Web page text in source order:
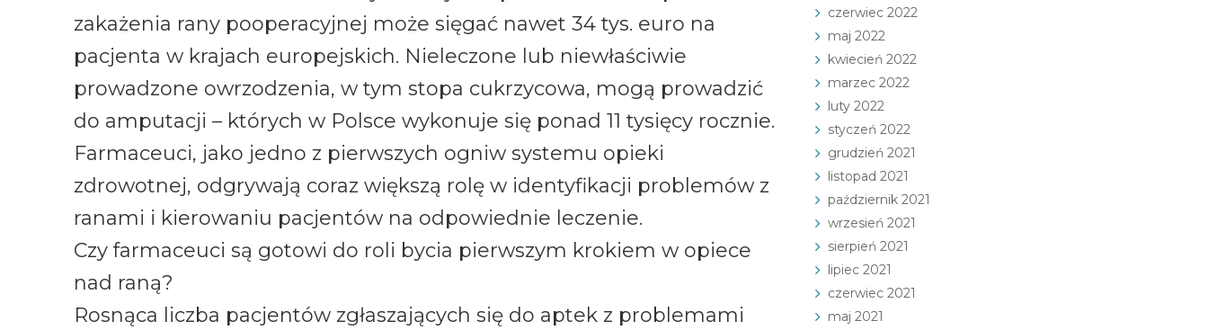
zakażenia rany pooperacyjnej może sięgać nawet 34 tys. euro na
pacjenta w krajach europejskich. Nieleczone lub niewłaściwie
prowadzone owrzodzenia, w tym stopa cukrzycowa, mogą prowadzić
do amputacji – których w Polsce wykonuje się ponad 11 tysięcy rocznie.
Farmaceuci, jako jedno z pierwszych ogniw systemu opieki
zdrowotnej, odgrywają coraz większą rolę w identyfikacji problemów z
ranami i kierowaniu pacjentów na odpowiednie leczenie.
Czy farmaceuci są gotowi do roli bycia pierwszym krokiem w opiece
nad raną?
Rosnąca liczba pacjentów zgłaszających się do aptek z problemami
czerwiec 2022
maj 2022
kwiecień 2022
marzec 2022
luty 2022
styczeń 2022
grudzień 2021
listopad 2021
październik 2021
wrzesień 2021
sierpień 2021
lipiec 2021
czerwiec 2021
maj 2021